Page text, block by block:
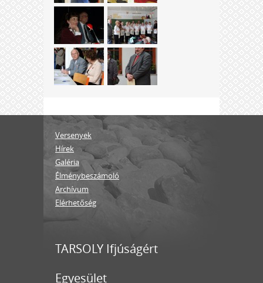
Versenyek
Hírek
Galéria
Élménybeszámoló
Archívum
Elérhetőség
TARSOLY Ifjúságért
Egyesület